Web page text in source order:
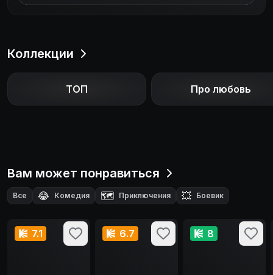
Коллекции
ТОП Про любовь
Вам может понравиться
Все 😂 Комедия 🗺️ Приключения 💥 Боевик
7.1 6.7 8